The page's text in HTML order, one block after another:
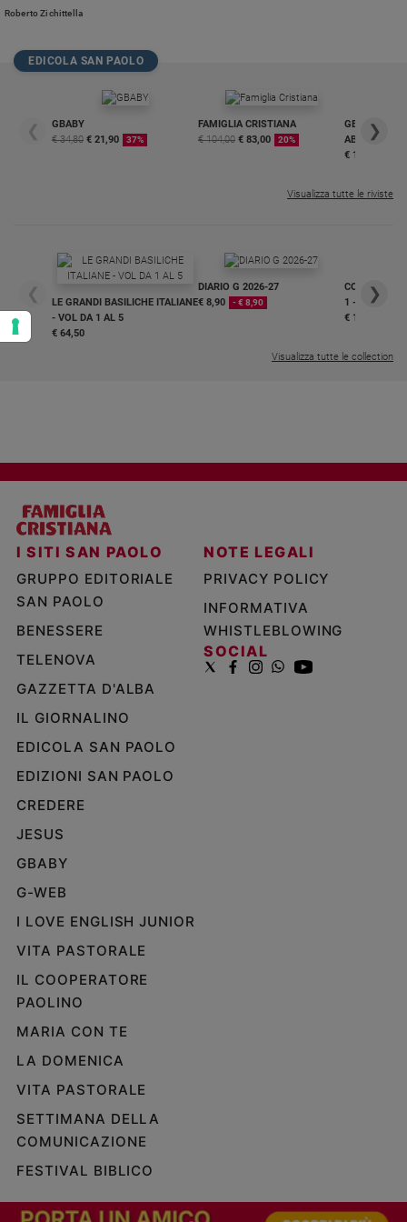
Roberto Zichittella
EDICOLA SAN PAOLO
❮
GBABY
€ 34,80 € 21,90 37%
FAMIGLIA CRISTIANA
€ 104,00 € 83,00 20%
GBABY
€ 16,99
❯
Visualizza tutte le riviste
❮
LE GRANDI BASILICHE ITALIANE
- VOL DA 1 AL 5
€ 64,50
DIARIO G 2026-27
€ 8,90
- € 8,90
COLLANA
1 - 2
€ 18,50
❯
Visualizza tutte le collection
I SITI SAN PAOLO
GRUPPO EDITORIALE
SAN PAOLO
BENESSERE
TELENOVA
GAZZETTA D'ALBA
IL GIORNALINO
EDICOLA SAN PAOLO
EDIZIONI SAN PAOLO
CREDERE
JESUS
GBABY
G-WEB
I LOVE ENGLISH JUNIOR
VITA PASTORALE
IL COOPERATORE
PAOLINO
MARIA CON TE
LA DOMENICA
VITA PASTORALE
SETTIMANA DELLA
COMUNICAZIONE
FESTIVAL BIBLICO
NOTE LEGALI
PRIVACY POLICY
INFORMATIVA
WHISTLEBLOWING
SOCIAL